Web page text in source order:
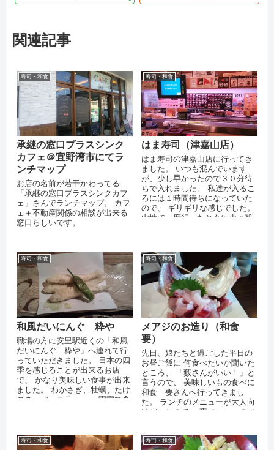
関連記事
寿司・和食
承継の窓口プラスシンク
カフェ＠宜野湾市にてラ
ンチマップ
お店の名前が若干かわってる
「承継の窓口プラスシンクカフ
ェ」さんでランチマップ。 カフ
ェ＋不動産関係の相談が出来る
窓口らしいです。
寿司・和食
はま寿司（津嘉山店）
はま寿司の津嘉山店に行ってき
ました。 いつも混んでいます
が、少し早かったので３０分待
ちで入れました。 私達が入るこ
ろには１時間待ちになっていた
ので、 ギリギリな感じでした。
内地で一度行ったときに少々残
寿司・和食
和風だいにんぐ 粋や
職場の方に安里駅近くの「和風
だいにんぐ 粋や」へ連れて行
っていただきました。 日本の四
季を感じることが出来るお店
で、 かなり美味しい食事が出来
ました。 わかさぎ、牡蠣、たけ
のこ、バッテラ・・・ 実家で食
寿司・和食
メアジのお造り（和食
要）
先日、娘たちと過ごした平日の
お昼ご飯に 何食べたいか聞いた
ところ、 「藪さんがいい！」と
言うので、 美味しいもの食べに
和食 要さんへ行ってきまし
た。 ランチのメニューが大人向
けだったので、 夜メニューのメ
寿司・和食 寿司・和食